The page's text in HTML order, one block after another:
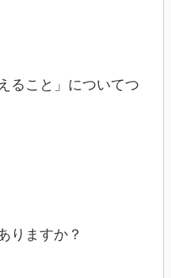
ること」についてつ
りますか？